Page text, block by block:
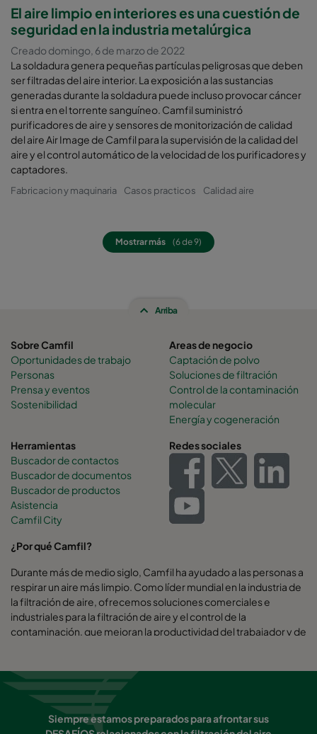
El aire limpio en interiores es una cuestión de
seguridad en la industria metalúrgica
Creado domingo, 6 de marzo de 2022
La soldadura genera pequeñas partículas peligrosas que deben
ser filtradas del aire interior. La exposición a las sustancias
generadas durante la soldadura puede incluso provocar cáncer
si entra en el torrente sanguíneo. Camfil suministró
purificadores de aire y sensores de monitorización de calidad
del aire Air Image de Camfil para la supervisión de la calidad del
aire y el control automático de la velocidad de los purificadores y
captadores.
Fabricacion y maquinaria Casos practicos Calidad aire
Mostrar más (6 de 9)
Arriba
Sobre Camfil
Oportunidades de trabajo
Personas
Prensa y eventos
Sostenibilidad
Areas de negocio
Captación de polvo
Soluciones de filtración
Control de la contaminación
molecular
Energía y cogeneración
Herramientas
Buscador de contactos
Buscador de documentos
Buscador de productos
Asistencia
Camfil City
Redes sociales
¿Por qué Camfil?
Durante más de medio siglo, Camfil ha ayudado a las personas a
respirar un aire más limpio. Como líder mundial en la industria de
la filtración de aire, ofrecemos soluciones comerciales e
industriales para la filtración de aire y el control de la
contaminación, que mejoran la productividad del trabajador y de
Creemos firmemente que las mejores soluciones para nuestros
clientes son las mejores soluciones para nuestro planeta. Es por
eso que en cada paso del camino - desde el diseño hasta la
Siempre estamos preparados para afrontar sus